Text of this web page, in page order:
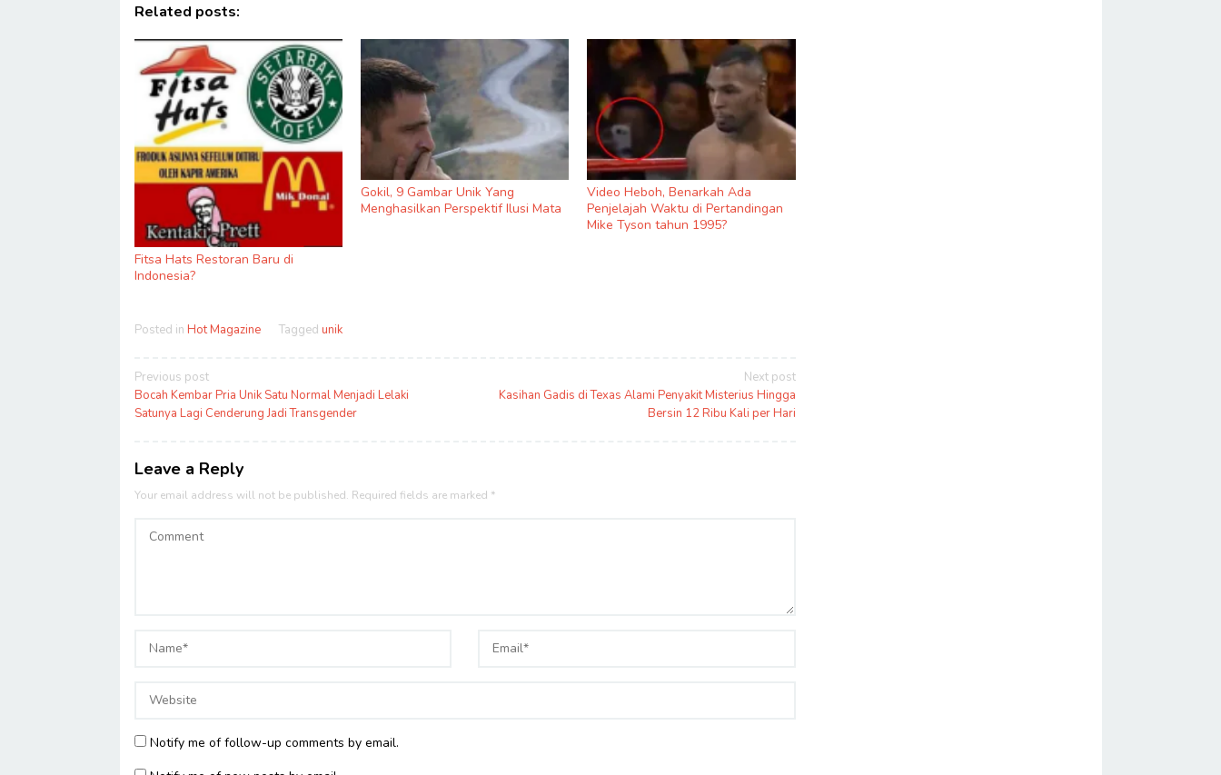
Related posts:
Fitsa Hats Restoran Baru di
Indonesia?
Gokil, 9 Gambar Unik Yang
Menghasilkan Perspektif Ilusi Mata
Video Heboh, Benarkah Ada
Penjelajah Waktu di Pertandingan
Mike Tyson tahun 1995?
Posted in Hot Magazine Tagged unik
Post
navigation
Previous post
Bocah Kembar Pria Unik Satu Normal Menjadi Lelaki
Satunya Lagi Cenderung Jadi Transgender
Next post
Kasihan Gadis di Texas Alami Penyakit Misterius Hingga
Bersin 12 Ribu Kali per Hari
Leave a Reply
Your email address will not be published. Required fields are marked *
Notify me of follow-up comments by email.